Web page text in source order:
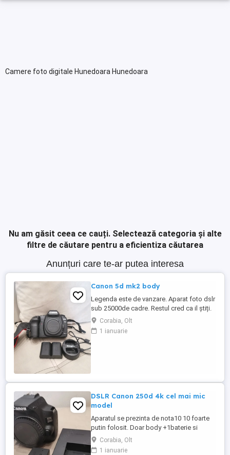
Camere foto digitale Hunedoara Hunedoara
Nu am găsit ceea ce cauți. Selectează categoria și alte
filtre de căutare pentru a eficientiza căutarea
Anunțuri care te-ar putea interesa
Canon 5d mk2 body
Legenda este de vanzare. Aparat foto dslr
sub 25000de cadre. Restul cred ca il știți.
2 baterii originale. Si incarcator usb. Am la
el tot kit-ul dacă sunteți interesați.
Corabia, Olt
1 ianuarie
DSLR Canon 250d 4k cel mai mic
model
Aparatul se prezinta de nota10 10 foarte
putin folosit. Doar body +1baterie si
incarcator original. Am pentru el obiectiv si
alte accesorii dar separat.
Corabia, Olt
1 ianuarie